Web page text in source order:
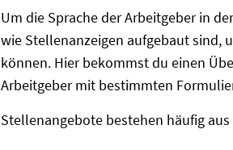
Um die Sprache der Arbeitgeber in
wie Stellenanzeigen aufgebaut sind,
können. Hier bekommst du einen
Arbeitgeber mit bestimmten
Stellenangebote bestehen häufig